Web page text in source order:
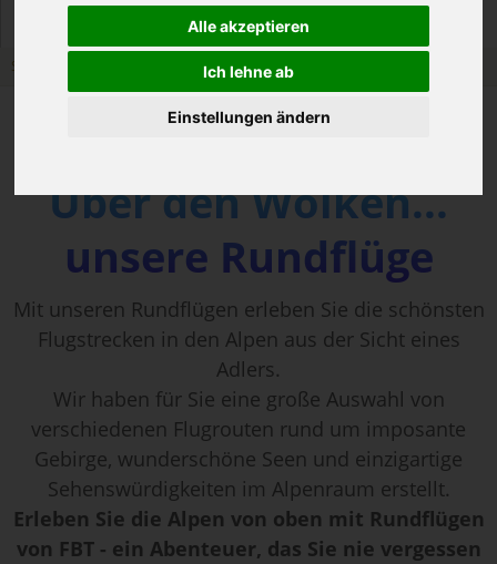
Alle akzeptieren
Ich lehne ab
Einstellungen ändern
Erlebnisflug Buchen & Bezahlen Ticket sofort
Sie sind hier::
Über den Wolken...
unsere Rundflüge
Mit unseren Rundflügen erleben Sie die schönsten
Flugstrecken in den Alpen aus der Sicht eines
Adlers.
Wir haben für Sie eine große Auswahl von
verschiedenen Flugrouten rund um imposante
Gebirge, wunderschöne Seen und einzigartige
Sehenswürdigkeiten im Alpenraum erstellt.
Erleben Sie die Alpen von oben mit Rundflügen
von FBT - ein Abenteuer, das Sie nie vergessen